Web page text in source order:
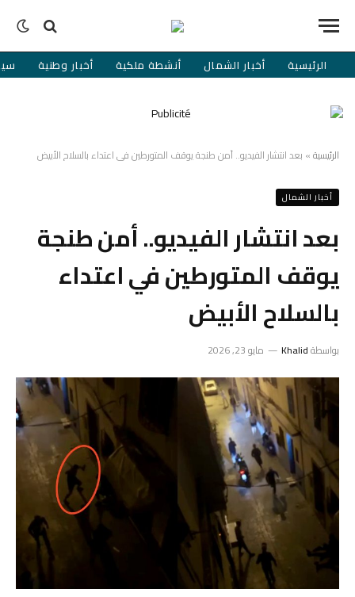
الرئيسية أخبار الشمال أنشطة ملكية أخبار وطنية
الرئيسية» بعد انتشار الفيديو.. أمن طنجة يوقف المتورطين في اعتداء بالسلاح الأبيض
أخبار الشمال
بعد انتشار الفيديو.. أمن طنجة
يوقف المتورطين في اعتداء
بالسلاح الأبيض
بواسطةKhalid مايو 23, 2026